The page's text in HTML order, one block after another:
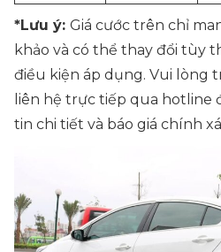
*Lưu ý: Giá cước trên chỉ
khảo và có thể thay đổi tùy
điều kiện áp dụng. Vui lòng
liên hệ trực tiếp qua hotline
tin chi tiết và báo giá chính